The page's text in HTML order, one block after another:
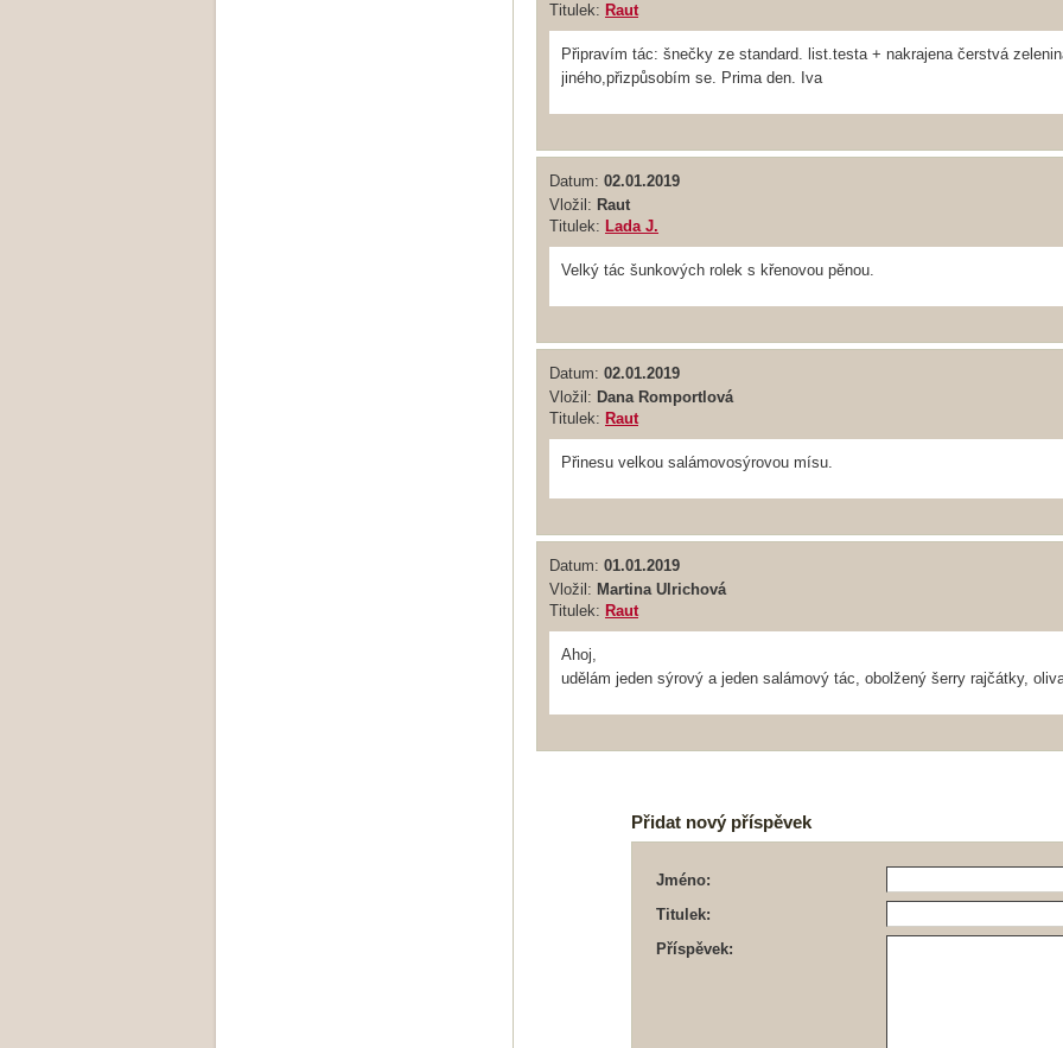
Titulek: Raut
Připravím tác: šnečky ze standard. list.testa + nakrajena čerstvá
jiného,přizpůsobím se. Prima den. Iva
Datum: 02.01.2019
Vložil: Raut
Titulek: Lada J.
Velký tác šunkových rolek s křenovou pěnou.
Datum: 02.01.2019
Vložil: Dana Romportlová
Titulek: Raut
Přinesu velkou salámovosýrovou mísu.
Datum: 01.01.2019
Vložil: Martina Ulrichová
Titulek: Raut
Ahoj,
udělám jeden sýrový a jeden salámový tác, obolžený šerry rajčátky,
Přidat nový příspěvek
Jméno:
Titulek:
Příspěvek: